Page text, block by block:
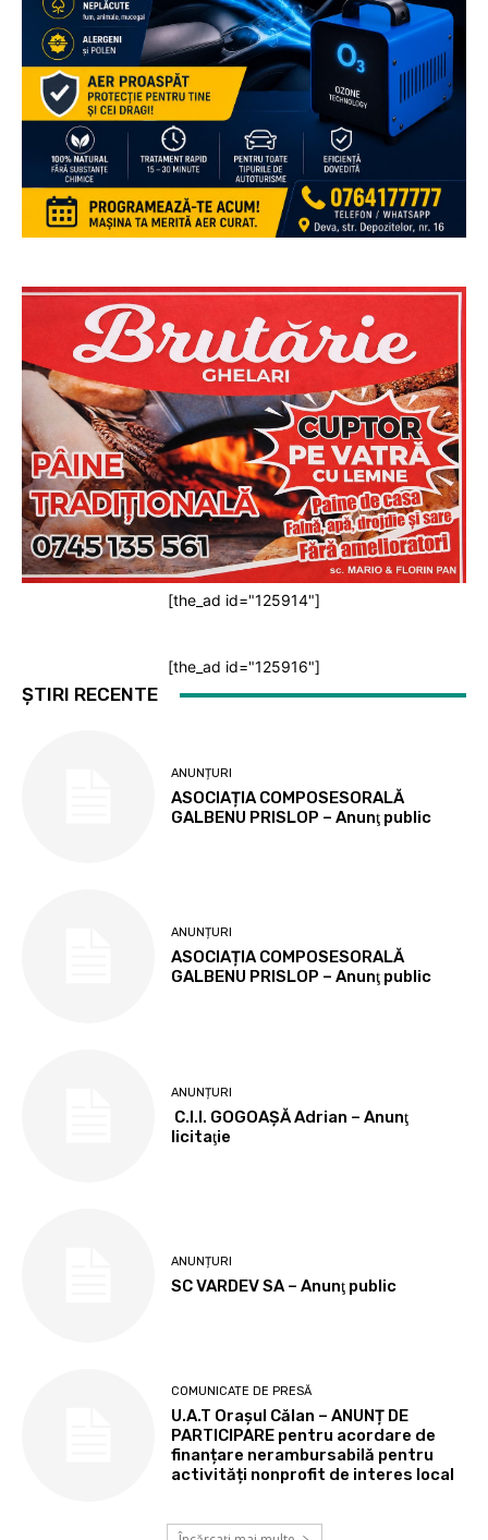
[the_ad id="125914"]
[the_ad id="125916"]
ȘTIRI RECENTE
ANUNȚURI
ASOCIAȚIA COMPOSESORALĂ
GALBENU PRISLOP – Anunţ public
ANUNȚURI
ASOCIAȚIA COMPOSESORALĂ
GALBENU PRISLOP – Anunţ public
ANUNȚURI
C.I.I. GOGOAŞĂ Adrian – Anunţ
licitaţie
ANUNȚURI
SC VARDEV SA – Anunţ public
COMUNICATE DE PRESĂ
U.A.T Orașul Călan – ANUNȚ DE
PARTICIPARE pentru acordare de
finanțare nerambursabilă pentru
activități nonprofit de interes local